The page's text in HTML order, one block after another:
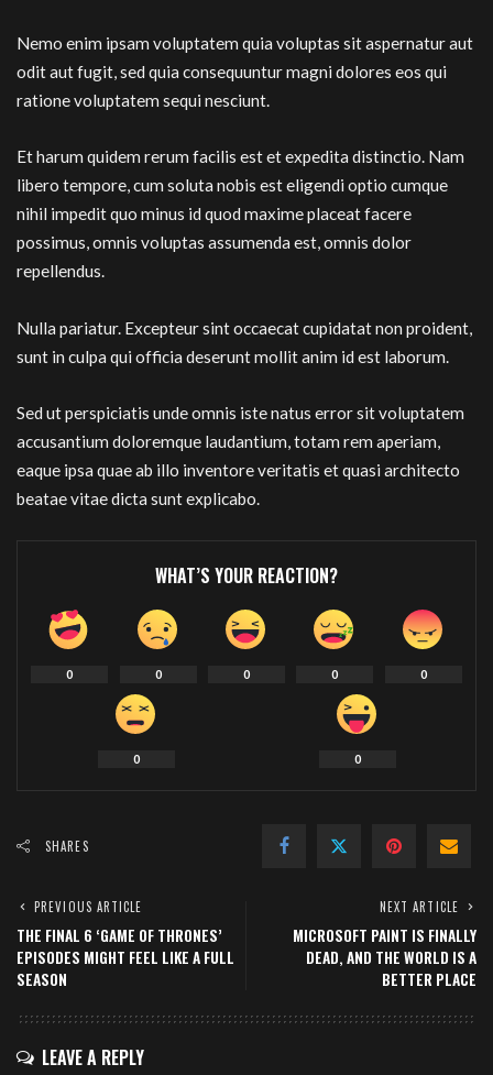
Nemo enim ipsam voluptatem quia voluptas sit aspernatur aut
odit aut fugit, sed quia consequuntur magni dolores eos qui
ratione voluptatem sequi nesciunt.
Et harum quidem rerum facilis est et expedita distinctio. Nam
libero tempore, cum soluta nobis est eligendi optio cumque
nihil impedit quo minus id quod maxime placeat facere
possimus, omnis voluptas assumenda est, omnis dolor
repellendus.
Nulla pariatur. Excepteur sint occaecat cupidatat non proident,
sunt in culpa qui officia deserunt mollit anim id est laborum.
Sed ut perspiciatis unde omnis iste natus error sit voluptatem
accusantium doloremque laudantium, totam rem aperiam,
eaque ipsa quae ab illo inventore veritatis et quasi architecto
beatae vitae dicta sunt explicabo.
WHAT’S YOUR REACTION?
0 0 0 0 0
0 0
SHARES
PREVIOUS ARTICLE
THE FINAL 6 ‘GAME OF THRONES’
EPISODES MIGHT FEEL LIKE A FULL
SEASON
NEXT ARTICLE
MICROSOFT PAINT IS FINALLY
DEAD, AND THE WORLD IS A
BETTER PLACE
LEAVE A REPLY